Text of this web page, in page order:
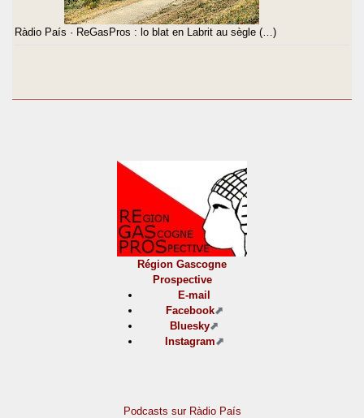
Ràdio País · ReGasPros : lo blat en Labrit au sègle (…)
Région Gascogne
Prospective
E-mail
Facebook
Bluesky
Instagram
Podcasts sur Ràdio País